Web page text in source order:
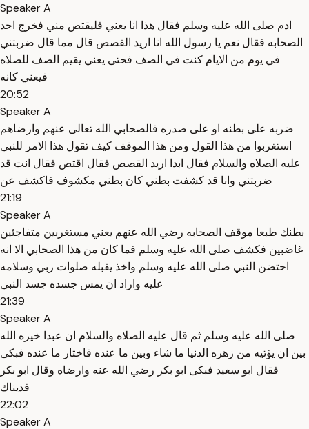
Speaker A
ادم صلى الله عليه وسلم فقال هذا انا يعني فليقتص مني فخرج احد
الصحابه فقال نعم يا رسول الله انا اريد القصص قال مما قال ضربتني
في يوم من الايام كنت في الصف فحتى يعني يقيم الصف للصلاه
فيعني كانه
20:52
Speaker A
ضربه على بطنه او على صدره فالصحابي الله تعالى عنهم وارضاهم
استغربوا من هذا القول ومن هذا الموقف كيف تقول هذا الامر للنبي
عليه الصلاه والسلام فقال ابدا اريد القصص فقال اقتص فقال انت قد
ضربتني وانا قد كشفت بطني كان بطني مكشوف فاكشف عن
21:19
Speaker A
بطنك طبعا موقف الصحابه رضي الله عنهم يعني مستغربين متفاجئين
غاضبين فكشف صلى الله عليه وسلم فما كان من هذا الصحابي الا انه
احتضن النبي صلى الله عليه وسلم واخذ يقبله صلوات ربي وسلامه
عليه واراد ان يمس جسده جسد النبي
21:39
Speaker A
صلى الله عليه وسلم ثم قال عليه الصلاه والسلام ان عبدا خيره الله
بين ان يؤتيه من زهره الدنيا ما شاء وبين ما عنده فاختار ما عنده فبكى
فقال ابو سعيد فبكى ابو بكر رضي الله عنه وارضاه وقال ابو بكر
فديناك
22:02
Speaker A